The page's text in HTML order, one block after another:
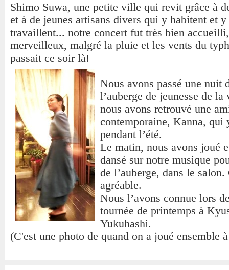
Shimo Suwa, une petite ville qui revit grâce à
et à de jeunes artisans divers qui y habitent et y
travaillent... notre concert fut très bien
merveilleux, malgré la pluie et les vents du
passait ce soir là!
Nous avons passé une nuit
l’auberge de jeunesse de
nous avons retrouvé une
contemporaine, Kanna, qui
pendant l’été.
Le matin, nous avons joué
dansé sur notre musique
de l’auberge, dans le salon.
agréable.
Nous l’avons connue lors
tournée de printemps à
Yukuhashi.
(C'est une photo de quand on a joué ensemble